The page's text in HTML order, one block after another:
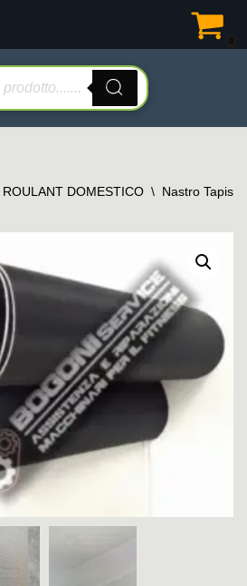
DOMESTICO \ Nastro Tapis